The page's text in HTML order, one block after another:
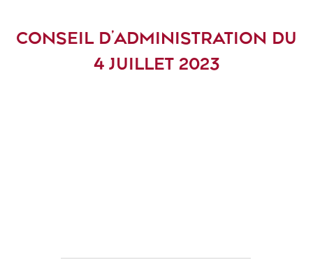
CONSEIL D’ADMINISTRATION DU
4 JUILLET 2023